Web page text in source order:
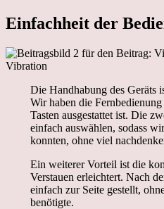
Einfachheit der
Die Handhabung des Geräts
Wir haben die
Tasten ausgestattet ist. Die
einfach auswählen, sodass
konnten, ohne viel
Ein weiterer Vorteil ist die
Verstauen erleichtert. Nach
einfach zur Seite gestellt,
benötigte.